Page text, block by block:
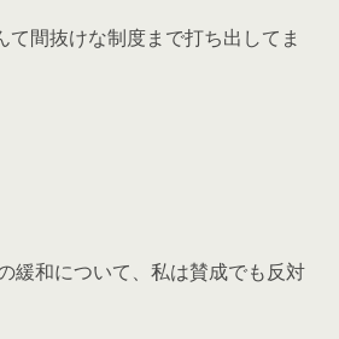
て間抜けな制度まで打ち出してま
緩和について、私は賛成でも反対